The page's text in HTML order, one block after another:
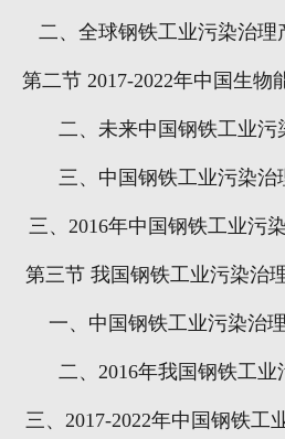
二、全球钢铁工业污染治
第二节 2017-2022年中国生物
二、未来中国钢铁工业污
三、中国钢铁工业污染治
三、 2016年中国钢铁工业污
第三节 我国钢铁工业污染治
一、中国钢铁工业污染治
二、 2016年我国钢铁工业
三、 2017-2022年中国钢铁工